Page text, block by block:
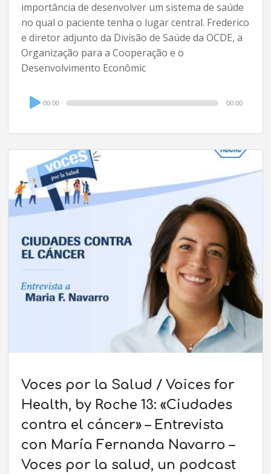
importância de desenvolver um sistema de saúde
no qual o paciente tenha o lugar central. Frederico
e diretor adjunto da Divisão de Saúde da OCDE, a
Organização para a Cooperação e o
Desenvolvimento Econômic
Audio
Player
00:00 00:00
Voces por la Salud / Voices for
Health, by Roche 13: «Ciudades
contra el cáncer» – Entrevista
con María Fernanda Navarro –
Voces por la salud, un podcast